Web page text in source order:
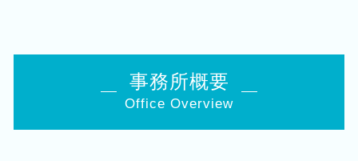
事務所概要
Office Overview